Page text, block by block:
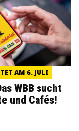
AM 6. JULI
WBB sucht
und Cafés!